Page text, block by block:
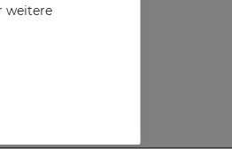
weitere